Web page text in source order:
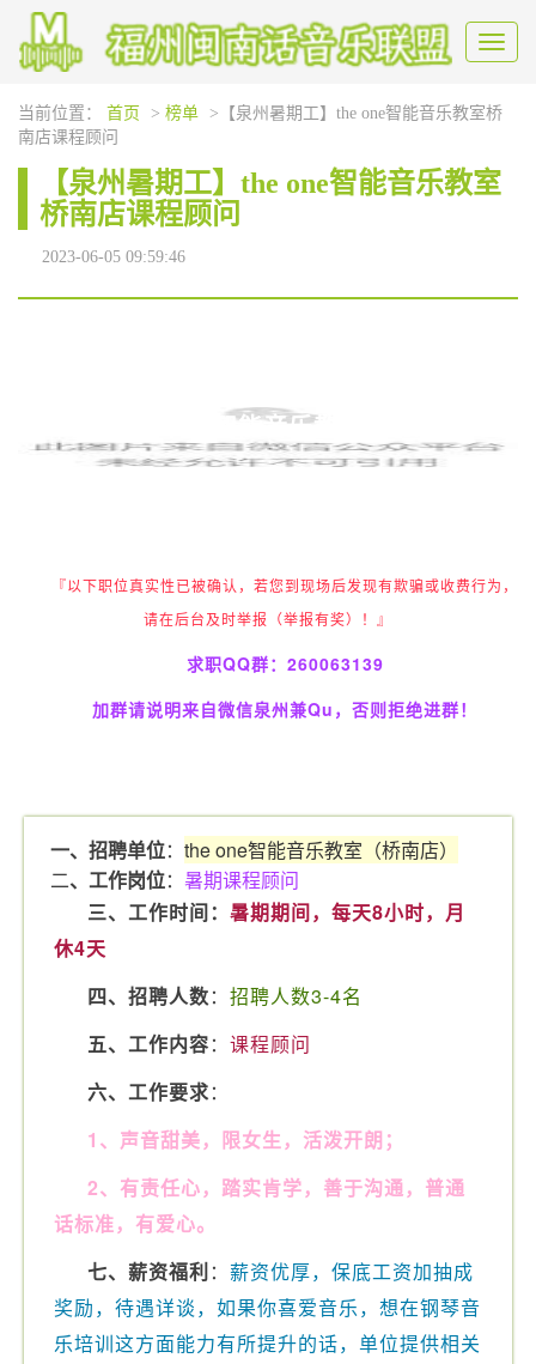
Toggle
当前位置： 首页 > 榜单
>【泉州暑期工】the one智能音乐教室桥
南店课程顾问
【泉州暑期工】the one智能音乐教室
桥南店课程顾问
2023-06-05 09:59:46
the one智能音乐教室桥南店
『以下职位真实性已被确认，若您到现场后发现有欺骗或收费行为，
请在后台及时举报（举报有奖）！』
求职QQ群： 260063139
加群请说明来自微信泉州兼Qu，否则拒绝进群！
一、招聘单位： the one智能音乐教室（桥南店）
二、工作岗位： 暑期课程顾问
三、工作时间： 暑期期间，每天8小时，月
休4天
四、招聘人数： 招聘人数3-4名
五、工作内容： 课程顾问
六、工作要求：
1、声音甜美，限女生，活泼开朗；
2、有责任心，踏实肯学，善于沟通，普通
话标准，有爱心。
七、薪资福利： 薪资优厚，保底工资加抽成
奖励，待遇详谈，如果你喜爱音乐，想在钢琴音
乐培训这方面能力有所提升的话，单位提供相关